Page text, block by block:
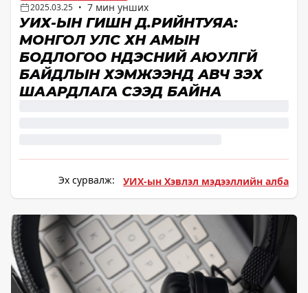
2025.03.25 • 7 мин унших
УИХ-ЫН ГИШҮҮН Д.ҮҮРИЙНТУЯА:
МОНГОЛ УЛС ХҮН АМЫН
БОДЛОГОО ҮНДЭСНИЙ АЮУЛГҮЙ
БАЙДЛЫН ХЭМЖЭЭНД АВЧ ҮЗЭХ
ШААРДЛАГА ҮҮСЭЭД БАЙНА
Эх сурвалж: УИХ-ын Хэвлэл мэдээллийн алба